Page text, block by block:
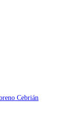
Cebrián